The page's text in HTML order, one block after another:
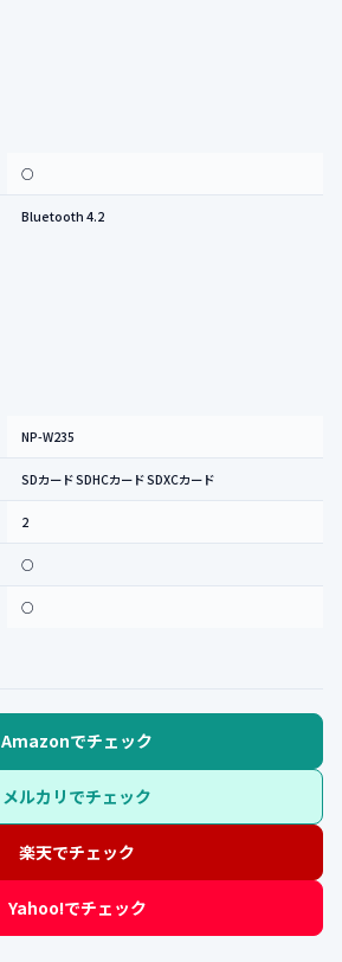
○
Bluetooth 4.2
NP-W235
SDカード SDHCカード SDXCカード
2
○
○
Amazonでチェック
メルカリでチェック
楽天でチェック
Yahoo!でチェック